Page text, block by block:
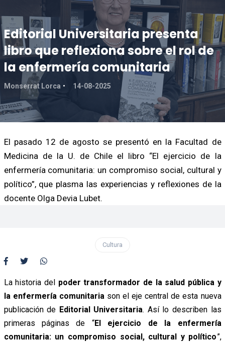
Editorial Universitaria presenta
libro que reflexiona sobre el rol de
la enfermería comunitaria
Monserrat Lorca 14-08-2025
El pasado 12 de agosto se presentó en la Facultad de
Medicina de la U. de Chile el libro “El ejercicio de la
enfermería comunitaria: un compromiso social, cultural y
político”, que plasma las experiencias y reflexiones de la
docente Olga Devia Lubet.
Cultura
La historia del poder transformador de la salud pública y
la enfermería comunitaria son el eje central de esta nueva
publicación de Editorial Universitaria. Así lo describen las
primeras páginas de “El ejercicio de la enfermería
comunitaria: un compromiso social, cultural y político”,